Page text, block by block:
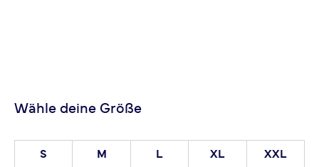
Wähle deine Größe
S M L XL XXL